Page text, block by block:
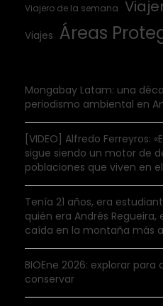
Viajero de la semana
Viajes Áreas
Mongabay Latam: una
periodismo ambiental en
[VIDEO] Alfredo Ferreyros:
sigue siendo un motor de
poblaciones que viven en
Tenía 21 años, era
quién era Andrés
caída en la montaña más
BIOEne 2026: explorar
conservar